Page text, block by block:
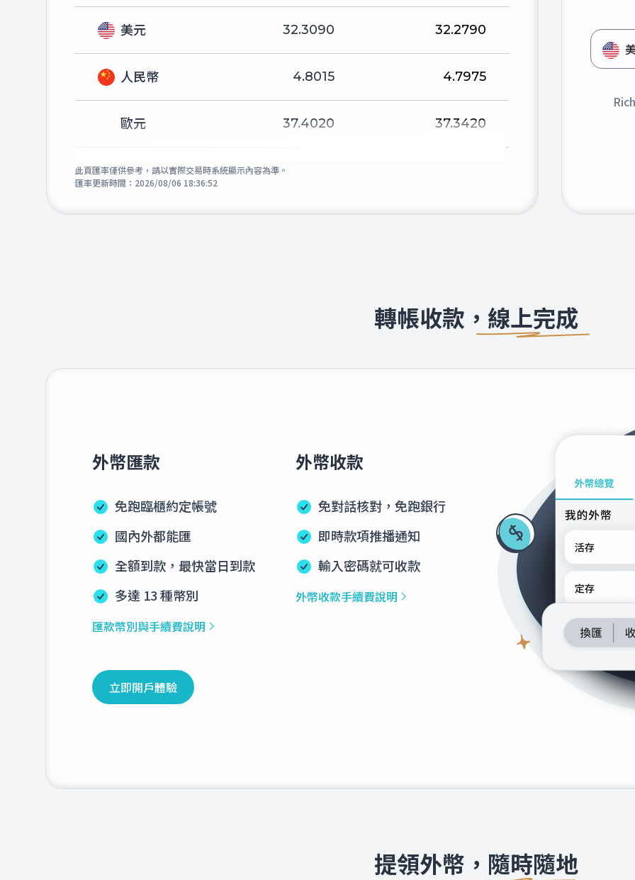
美元 32.3090 32.2790
人民幣 4.8015 4.7975
歐元 37.4020 37.3420
港幣
23.1080
南非幣 2.0192
瑞典幣 3.4336
紐西蘭幣 19.0950
此頁匯率僅供參考，請以實際交易時系統顯示內容為準。
匯率更新時間： 2026/08/06 18:36:52
轉帳收款，線上完成
外幣匯款
免跑臨櫃約定帳號
國內外都能匯
全額到款，最快當日到款
多達 13 種幣別
匯款幣別與手續費說明
外幣收款
免對話核對，免跑銀行
即時款項推播通知
輸入密碼就可收款
外幣收款手續費說明
立即開戶體驗
提領外幣，隨時隨地